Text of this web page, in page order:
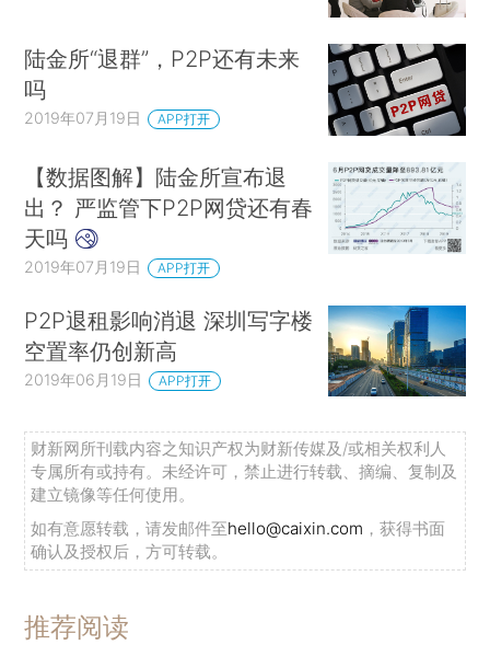
陆金所“退群”，P2P还有未来
吗
2019年07月19日 APP打开
【数据图解】陆金所宣布退
出？ 严监管下P2P网贷还有春
天吗
2019年07月19日 APP打开
P2P退租影响消退 深圳写字楼
空置率仍创新高
2019年06月19日 APP打开
财新网所刊载内容之知识产权为财新传媒及/或相关权利人
专属所有或持有。未经许可，禁止进行转载、摘编、复制及
建立镜像等任何使用。
如有意愿转载，请发邮件至hello@caixin.com ，获得书面
确认及授权后，方可转载。
推荐阅读